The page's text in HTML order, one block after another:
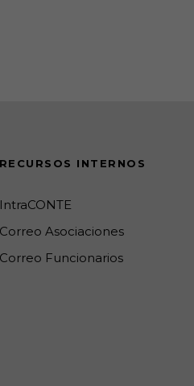
RECURSOS INTERNOS
IntraCONTE
Correo Asociaciones
Correo Funcionarios